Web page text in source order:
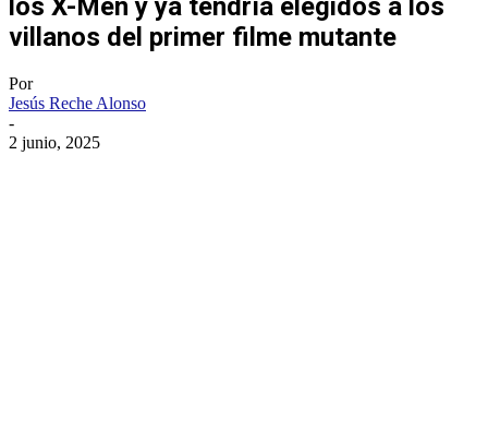
los X-Men y ya tendría elegidos a los
villanos del primer filme mutante
Por
Jesús Reche Alonso
-
2 junio, 2025